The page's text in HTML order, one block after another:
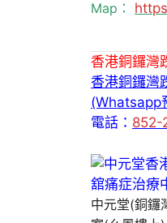
Map：
香港銅鑼灣
香港銅鑼灣
(Whatsapp
電話： 852-
中元堂(銅鑼